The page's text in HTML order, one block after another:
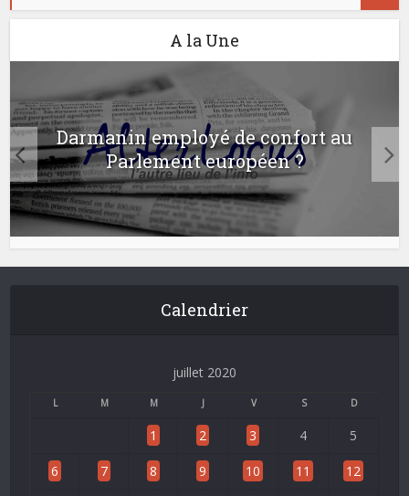
A la Une
Darmanin employé de confort au
Parlement européen ?
Calendrier
juillet 2020
L M M J V S D
1 2 3 4 5
6 7 8 9 10 11 12